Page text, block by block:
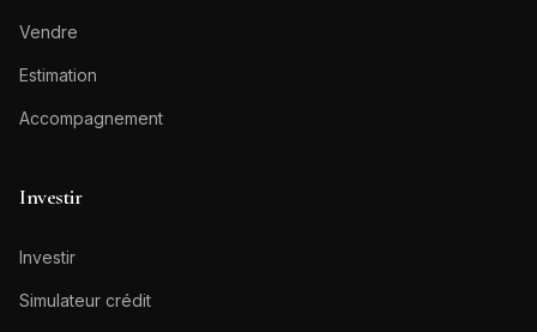
Vendre
Estimation
Accompagnement
Investir
Investir
Simulateur crédit